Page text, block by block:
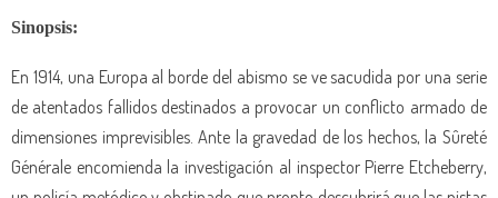
Sinopsis:
En 1914, una Europa al borde del abismo se ve sacudida por una serie
de atentados fallidos destinados a provocar un conflicto armado de
dimensiones imprevisibles. Ante la gravedad de los hechos, la Sûreté
Générale encomienda la investigación al inspector Pierre Etcheberry,